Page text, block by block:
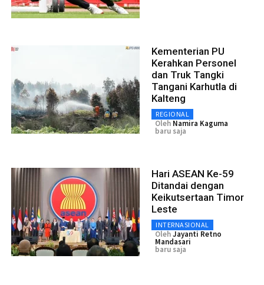
Kementerian PU
Kerahkan Personel
dan Truk Tangki
Tangani Karhutla di
Kalteng
REGIONAL
Oleh Namira Kaguma
baru saja
Hari ASEAN Ke-59
Ditandai dengan
Keikutsertaan Timor
Leste
INTERNASIONAL
OlehJayanti Retno
Mandasari
baru saja